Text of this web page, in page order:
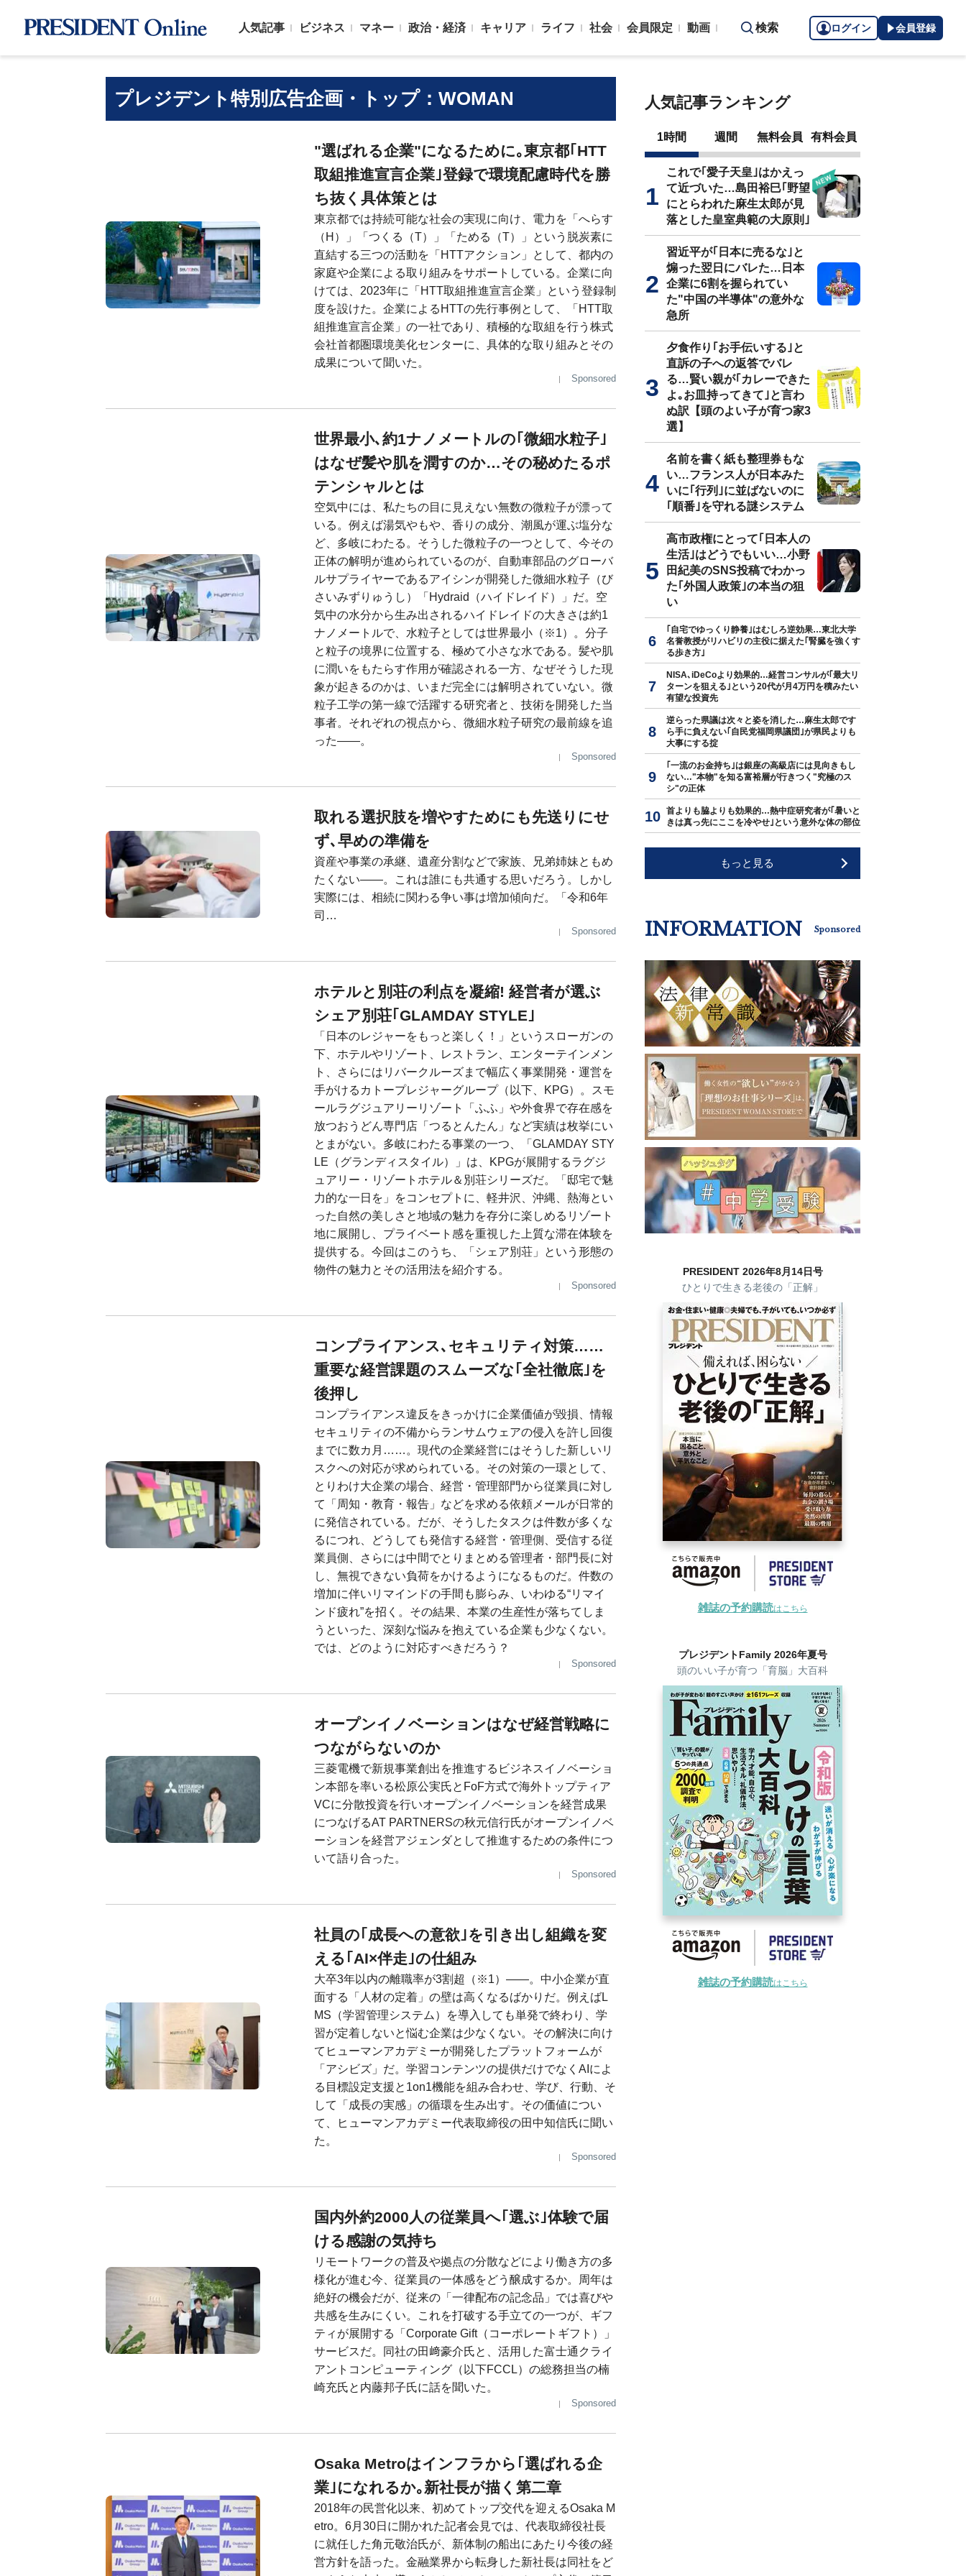
人気記事 ビジネス マネー 政治・経済 キャリア ライフ 社会 会員限定 動画 検索 ログイン 会員登録
プレジデント特別広告企画・トップ：WOMAN
"選ばれる企業"になるために｡東京都｢HTT
取組推進宣言企業｣登録で環境配慮時代を勝
ち抜く具体策とは
東京都では持続可能な社会の実現に向け、電力を「へらす
（H）」「つくる（T）」「ためる（T）」という脱炭素に
直結する三つの活動を「HTTアクション」として、都内の
家庭や企業による取り組みをサポートしている。企業に向
けては、2023年に「HTT取組推進宣言企業」という登録制
度を設けた。企業によるHTTの先行事例として、「HTT取
組推進宣言企業」の一社であり、積極的な取組を行う株式
会社首都圏環境美化センターに、具体的な取り組みとその
成果について聞いた。
Sponsored
世界最小､約1ナノメートルの｢微細水粒子｣
はなぜ髪や肌を潤すのか…その秘めたるポ
テンシャルとは
空気中には、私たちの目に見えない無数の微粒子が漂って
いる。例えば湯気やもや、香りの成分、潮風が運ぶ塩分な
ど、多岐にわたる。そうした微粒子の一つとして、今その
正体の解明が進められているのが、自動車部品のグローバ
ルサプライヤーであるアイシンが開発した微細水粒子（び
さいみずりゅうし）「Hydraid（ハイドレイド）」だ。空
気中の水分から生み出されるハイドレイドの大きさは約1
ナノメートルで、水粒子としては世界最小（※1）。分子
と粒子の境界に位置する、極めて小さな水である。髪や肌
に潤いをもたらす作用が確認される一方、なぜそうした現
象が起きるのかは、いまだ完全には解明されていない。微
粒子工学の第一線で活躍する研究者と、技術を開発した当
事者。それぞれの視点から、微細水粒子研究の最前線を追
った――。
Sponsored
取れる選択肢を増やすためにも先送りにせ
ず､早めの準備を
資産や事業の承継、遺産分割などで家族、兄弟姉妹ともめ
たくない――。これは誰にも共通する思いだろう。しかし
実際には、相続に関わる争い事は増加傾向だ。「令和6年
司…
Sponsored
ホテルと別荘の利点を凝縮! 経営者が選ぶ
シェア別荘｢GLAMDAY STYLE｣
「日本のレジャーをもっと楽しく！」というスローガンの
下、ホテルやリゾート、レストラン、エンターテインメン
ト、さらにはリバークルーズまで幅広く事業開発・運営を
手がけるカトープレジャーグループ（以下、KPG）。スモ
ールラグジュアリーリゾート「ふふ」や外食界で存在感を
放つおうどん専門店「つるとんたん」など実績は枚挙にい
とまがない。多岐にわたる事業の一つ、「GLAMDAY STY
LE（グランディスタイル）」は、KPGが展開するラグジ
ュアリー・リゾートホテル＆別荘シリーズだ。「邸宅で魅
力的な一日を」をコンセプトに、軽井沢、沖縄、熱海とい
った自然の美しさと地域の魅力を存分に楽しめるリゾート
地に展開し、プライベート感を重視した上質な滞在体験を
提供する。今回はこのうち、「シェア別荘」という形態の
物件の魅力とその活用法を紹介する。
Sponsored
コンプライアンス､セキュリティ対策……
重要な経営課題のスムーズな｢全社徹底｣を
後押し
コンプライアンス違反をきっかけに企業価値が毀損、情報
セキュリティの不備からランサムウェアの侵入を許し回復
までに数カ月……。現代の企業経営にはそうした新しいリ
スクへの対応が求められている。その対策の一環として、
とりわけ大企業の場合、経営・管理部門から従業員に対し
て「周知・教育・報告」などを求める依頼メールが日常的
に発信されている。だが、そうしたタスクは件数が多くな
るにつれ、どうしても発信する経営・管理側、受信する従
業員側、さらには中間でとりまとめる管理者・部門長に対
し、無視できない負荷をかけるようになるものだ。件数の
増加に伴いリマインドの手間も膨らみ、いわゆる“リマイ
ンド疲れ”を招く。その結果、本業の生産性が落ちてしま
うといった、深刻な悩みを抱えている企業も少なくない。
では、どのように対応すべきだろう？
Sponsored
オープンイノベーションはなぜ経営戦略に
つながらないのか
三菱電機で新規事業創出を推進するビジネスイノベーショ
ン本部を率いる松原公実氏とFoF方式で海外トップティア
VCに分散投資を行いオープンイノベーションを経営成果
につなげるAT PARTNERSの秋元信行氏がオープンイノベ
ーションを経営アジェンダとして推進するための条件につ
いて語り合った。
Sponsored
社員の｢成長への意欲｣を引き出し組織を変
える｢AI×伴走｣の仕組み
大卒3年以内の離職率が3割超（※1）――。中小企業が直
面する「人材の定着」の壁は高くなるばかりだ。例えばL
MS（学習管理システム）を導入しても単発で終わり、学
習が定着しないと悩む企業は少なくない。その解決に向け
てヒューマンアカデミーが開発したプラットフォームが
「アシビズ」だ。学習コンテンツの提供だけでなくAIによ
る目標設定支援と1on1機能を組み合わせ、学び、行動、そ
して「成長の実感」の循環を生み出す。その価値につい
て、ヒューマンアカデミー代表取締役の田中知信氏に聞い
た。
Sponsored
国内外約2000人の従業員へ｢選ぶ｣体験で届
ける感謝の気持ち
リモートワークの普及や拠点の分散などにより働き方の多
様化が進む今、従業員の一体感をどう醸成するか。周年は
絶好の機会だが、従来の「一律配布の記念品」では喜びや
共感を生みにくい。これを打破する手立ての一つが、ギフ
ティが展開する「Corporate Gift（コーポレートギフト）」
サービスだ。同社の田﨑豪介氏と、活用した富士通クライ
アントコンピューティング（以下FCCL）の総務担当の楠
崎充氏と内藤邦子氏に話を聞いた。
Sponsored
Osaka Metroはインフラから｢選ばれる企
業｣になれるか｡新社長が描く第二章
2018年の民営化以来、初めてトップ交代を迎えるOsaka M
etro。6月30日に開かれた記者会見では、代表取締役社長
に就任した角元敬治氏が、新体制の船出にあたり今後の経
営方針を語った。金融業界から転身した新社長は同社をど
人気記事ランキング
1時間 週間 無料会員 有料会員
これで｢愛子天皇｣はかえっ
て近づいた…島田裕巳｢野望
にとらわれた麻生太郎が見
落とした皇室典範の大原則｣
習近平が｢日本に売るな｣と
煽った翌日にバレた…日本
企業に6割を握られてい
た"中国の半導体"の意外な
急所
夕食作り｢お手伝いする｣と
直訴の子への返答でバレ
る…賢い親が｢カレーできた
よ｡お皿持ってきて｣と言わ
ぬ訳【頭のよい子が育つ家3
選】
名前を書く紙も整理券もな
い…フランス人が日本みた
いに｢行列｣に並ばないのに
｢順番｣を守れる謎システム
高市政権にとって｢日本人の
生活｣はどうでもいい…小野
田紀美のSNS投稿でわかっ
た｢外国人政策｣の本当の狙
い
｢自宅でゆっくり静養｣はむしろ逆効果…東北大学
名誉教授がリハビリの主役に据えた｢腎臓を強くす
る歩き方｣
NISA､iDeCoより効果的…経営コンサルが｢最大リ
ターンを狙える｣という20代が月4万円を積みたい
有望な投資先
逆らった県議は次々と姿を消した…麻生太郎です
ら手に負えない｢自民党福岡県議団｣が県民よりも
大事にする掟
｢一流のお金持ち｣は銀座の高級店には見向きもし
ない…"本物"を知る富裕層が行きつく"究極のス
シ"の正体
首よりも脇よりも効果的…熱中症研究者が｢暑いと
きは真っ先にここを冷やせ｣という意外な体の部位
もっと見る
INFORMATION Sponsored
PRESIDENT 2026年8月14日号
ひとりで生きる老後の「正解」
雑誌の予約購読はこちら
プレジデントFamily 2026年夏号
頭のいい子が育つ「育脳」大百科
雑誌の予約購読はこちら